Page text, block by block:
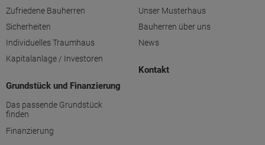
Zufriedene Bauherren
Sicherheiten
Individuelles Traumhaus
Kapitalanlage / Investoren
Grundstück und Finanzierung
Das passende Grundstück
finden
Finanzierung
Unser Musterhaus
Bauherren über uns
News
Kontakt